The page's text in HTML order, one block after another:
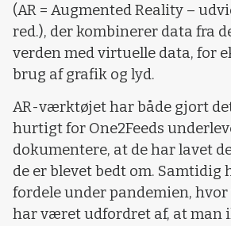
(AR = Augmented Reality –
red.), der kombinerer data fra
verden med virtuelle data, for
brug af grafik og lyd.
AR-værktøjet har både gjort
hurtigt for One2Feeds
dokumentere, at de har lavet
de er blevet bedt om. Samtidig
fordele under pandemien,
har været udfordret af, at man